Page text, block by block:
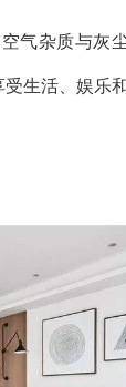
气杂质与灰
生活、娱乐